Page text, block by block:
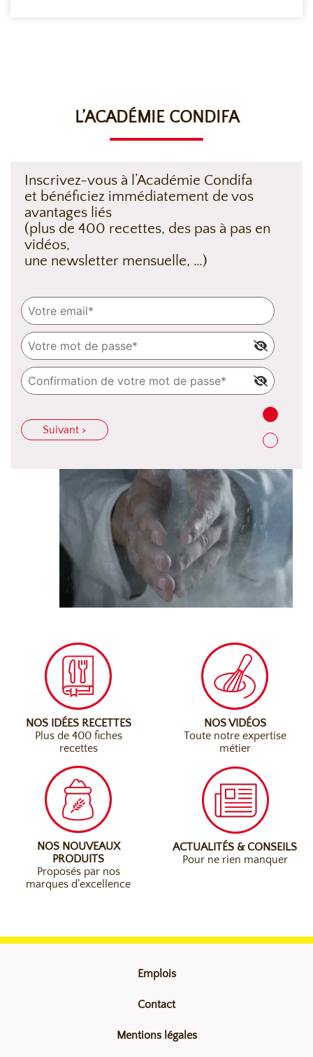
L’ACADÉMIE CONDIFA
Inscrivez-vous à l’Académie Condifa
et bénéficiez immédiatement de vos
avantages liés
(plus de 400 recettes, des pas à pas en
vidéos,
une newsletter mensuelle, …)
Suivant >
NOS IDÉES RECETTES
Plus de 400 fiches
recettes
NOS VIDÉOS
Toute notre expertise
métier
NOS NOUVEAUX
PRODUITS
Proposés par nos
marques d’excellence
ACTUALITÉS & CONSEILS
Pour ne rien manquer
Emplois
Contact
Mentions légales